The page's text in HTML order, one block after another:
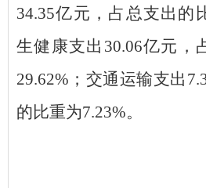
34.35亿元，占总支出的
生健康支出 30.06亿元，
29.62% ； 交通运输支出
的比重为7.23%。